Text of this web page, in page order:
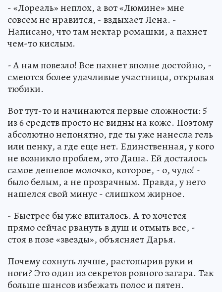
- «Лореаль» неплох, а вот «Люмине» мне
совсем не нравится, - вздыхает Лена. -
Написано, что там нектар ромашки, а пахнет
чем-то кислым.
- А нам повезло! Все пахнет вполне достойно, -
смеются более удачливые участницы, открывая
тюбики.
Вот тут-то и начинаются первые сложности: 5
из 6 средств просто не видны на коже. Поэтому
абсолютно непонятно, где ты уже нанесла гель
или пенку, а где еще нет. Единственная, у кого
не возникло проблем, это Даша. Ей досталось
самое дешевое молочко, которое, - о, чудо! -
было белым, а не прозрачным. Правда, у него
нашелся свой минус - слишком жирное.
- Быстрее бы уже впиталось. А то хочется
прямо сейчас рвануть в душ и отмыть все, -
стоя в позе «звезды», объясняет Дарья.
Почему сохнуть лучше, растопырив руки и
ноги? Это один из секретов ровного загара. Так
больше шансов избежать полос и пятен.